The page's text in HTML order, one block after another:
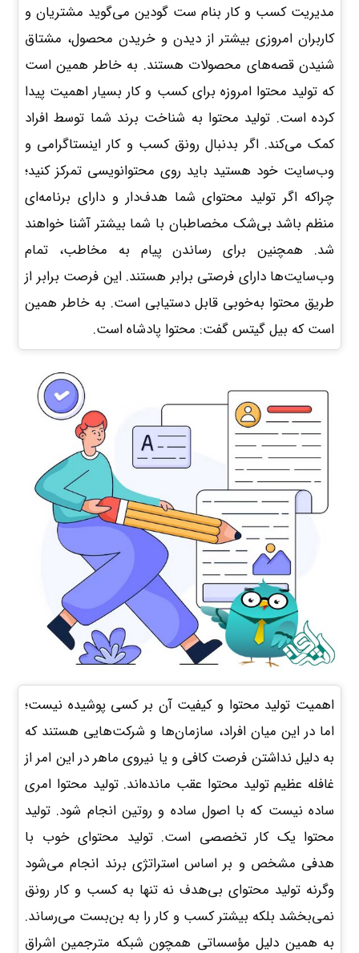
مدیریت کسب و کار بنام ست گودین می‌گوید مشتریان و
کاربران امروزی بیشتر از دیدن و خریدن محصول، مشتاق
شنیدن قصه‌های محصولات هستند. به خاطر همین است
که تولید محتوا امروزه برای کسب و کار بسیار اهمیت پیدا
کرده است. تولید محتوا به شناخت برند شما توسط افراد
کمک می‌کند. اگر بدنبال رونق کسب و کار اینستاگرامی و
وب‌سایت خود هستید باید روی محتوانویسی تمرکز کنید؛
چراکه اگر تولید محتوای شما هدف‌دار و دارای برنامه‌ای
منظم باشد بی‌شک مخصاطبان با شما بیشتر آشنا خواهند
شد. همچنین برای رساندن پیام به مخاطب، تمام
وب‌سایت‌ها دارای فرصتی برابر هستند. این فرصت برابر از
طریق محتوا به‌خوبی قابل‌ دستیابی است. به خاطر همین
است که بیل گیتس گفت: محتوا پادشاه است.
اهمیت تولید محتوا و کیفیت آن بر کسی پوشیده نیست؛
اما در این میان افراد، سازمان‌ها و شرکت‌هایی هستند که
به دلیل نداشتن فرصت کافی و یا نیروی ماهر در این امر از
غافله عظیم تولید محتوا عقب‌ مانده‌اند. تولید محتوا امری
ساده نیست که با اصول ساده و روتین انجام شود. تولید
محتوا یک کار تخصصی است. تولید محتوای خوب با
هدفی مشخص و بر اساس استراتژی برند انجام می‌شود
وگرنه تولید محتوای بی‌هدف نه تنها به کسب و کار رونق
نمی‌بخشد بلکه بیشتر کسب و کار را به بن‌بست می‌رساند.
به همین دلیل مؤسساتی همچون شبکه مترجمین اشراق